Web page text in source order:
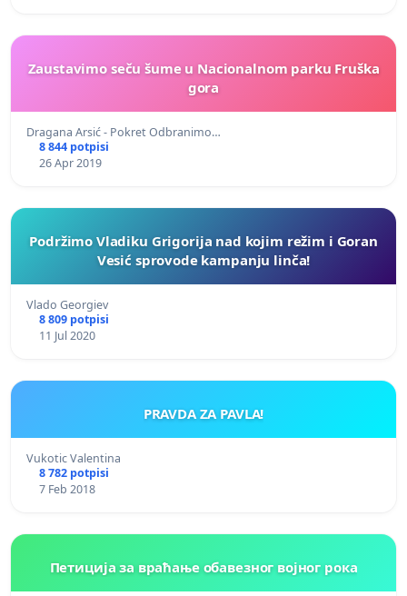
Zaustavimo seču šume u Nacionalnom parku Fruška
gora
Dragana Arsić - Pokret Odbranimo…
8 844 potpisi
26 Apr 2019
Podržimo Vladiku Grigorija nad kojim režim i Goran
Vesić sprovode kampanju linča!
Vlado Georgiev
8 809 potpisi
11 Jul 2020
PRAVDA ZA PAVLA!
Vukotic Valentina
8 782 potpisi
7 Feb 2018
Петиција за враћање обавезног војног рока